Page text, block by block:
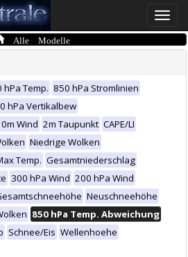
Toggle
Alle Modelle
hPa Temp. 850 hPa Stromlinien
hPa Vertikalbew
Wind 2m Taupunkt CAPE/LI
Niedrige Wolken
Temp. Gesamtniederschlag
300 hPa Wind 200 hPa Wind
Neuschneehöhe
850 hPa Temp. Abweichung
Schnee/Eis Wellenhoehe